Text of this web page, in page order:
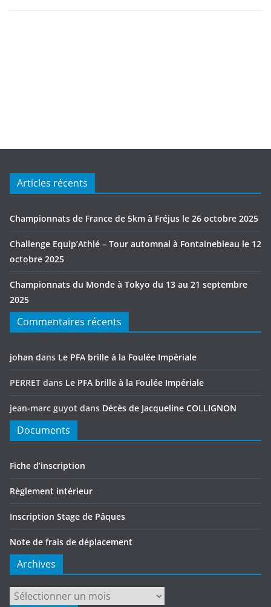
Articles récents
Championnats de France de 5km à Fréjus le 26 octobre 2025
Challenge Equip’Athlé – Tour automnal à Fontainebleau le 12
octobre 2025
Championnats du Monde à Tokyo du 13 au 21 septembre
2025
Commentaires récents
johan dans Le PFA brille à la Foulée Impériale
PERRET dans Le PFA brille à la Foulée Impériale
jean-marc guyot dans Décès de Jacqueline COLLIGNON
Documents
Fiche d’inscription
Règlement intérieur
Inscription Stage de Pâques
Note de frais de déplacement
Archives
Archives